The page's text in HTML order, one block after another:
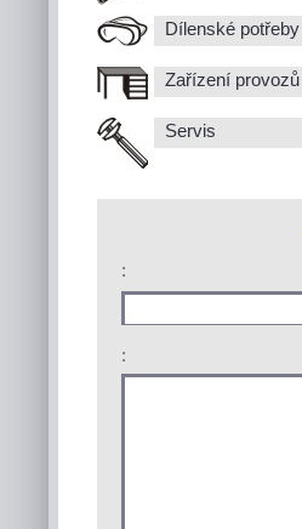
Dílenské potřeby
Zařízení provozů
Servis
:
: